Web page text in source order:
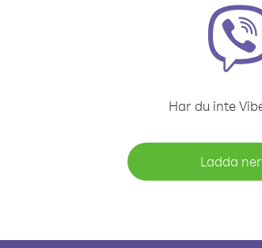
Har du inte
Ladda